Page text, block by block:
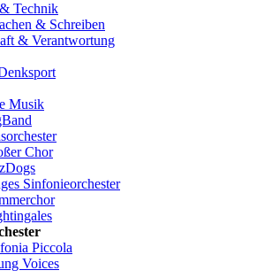
Technik
& Schreiben
& Verantwortung
Musik
Chor
Sinfonieorchester
Piccola
Voices